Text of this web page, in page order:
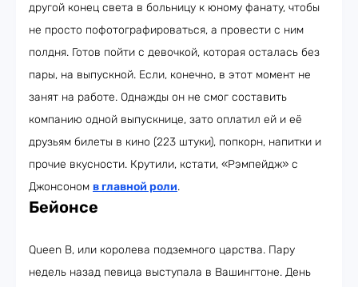
другой конец света в больницу к юному фанату, чтобы
не просто пофотографироваться, а провести с ним
полдня. Готов пойти с девочкой, которая осталась без
пары, на выпускной. Если, конечно, в этот момент не
занят на работе. Однажды он не смог составить
компанию одной выпускнице, зато оплатил ей и её
друзьям билеты в кино (223 штуки), попкорн, напитки и
прочие вкусности. Крутили, кстати, «Рэмпейдж» с
Джонсоном в главной роли.
Бейонсе
Queen B, или королева подземного царства. Пару
недель назад певица выступала в Вашингтоне. День